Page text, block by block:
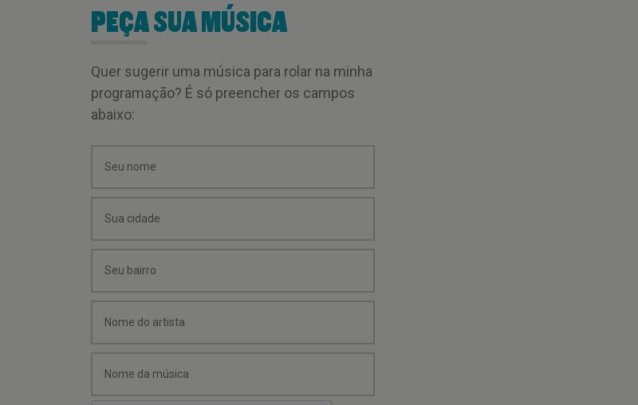
PEÇA SUA MÚSICA
Quer sugerir uma música para rolar na minha
programação? É só preencher os campos
abaixo: